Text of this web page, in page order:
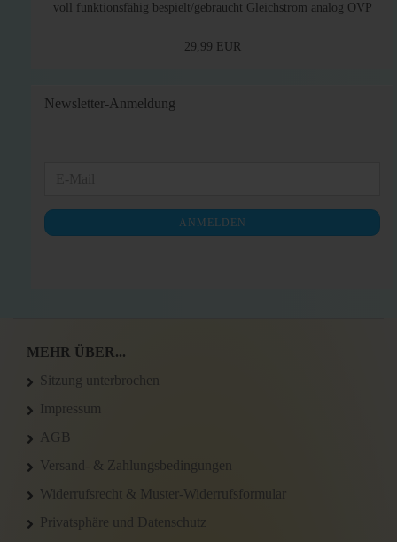
voll funktionsfähig bespielt/gebraucht Gleichstrom analog OVP
29,99 EUR
Newsletter-Anmeldung
NEWSLETTER-
ANMELDUNG
ANMELDEN
MEHR ÜBER...
Sitzung unterbrochen
Impressum
AGB
Versand- & Zahlungsbedingungen
Widerrufsrecht & Muster-Widerrufsformular
Privatsphäre und Datenschutz